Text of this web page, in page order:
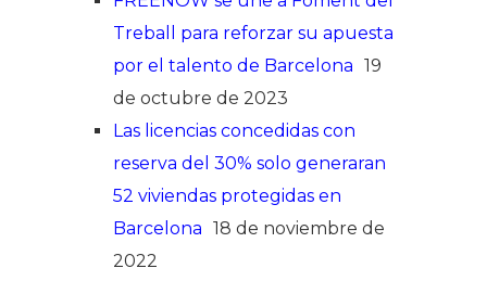
Treball para reforzar su apuesta
por el talento de Barcelona 19
de octubre de 2023
Las licencias concedidas con
reserva del 30% solo generaran
52 viviendas protegidas en
Barcelona 18 de noviembre de
2022